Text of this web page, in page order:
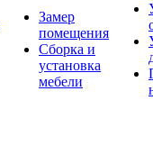
Замер
помещения
Сборка и
установка
мебели